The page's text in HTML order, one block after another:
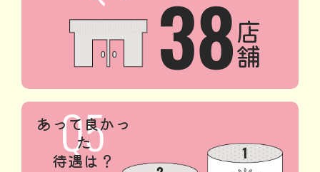
38店
舗
あって良かっ
た
待遇は？